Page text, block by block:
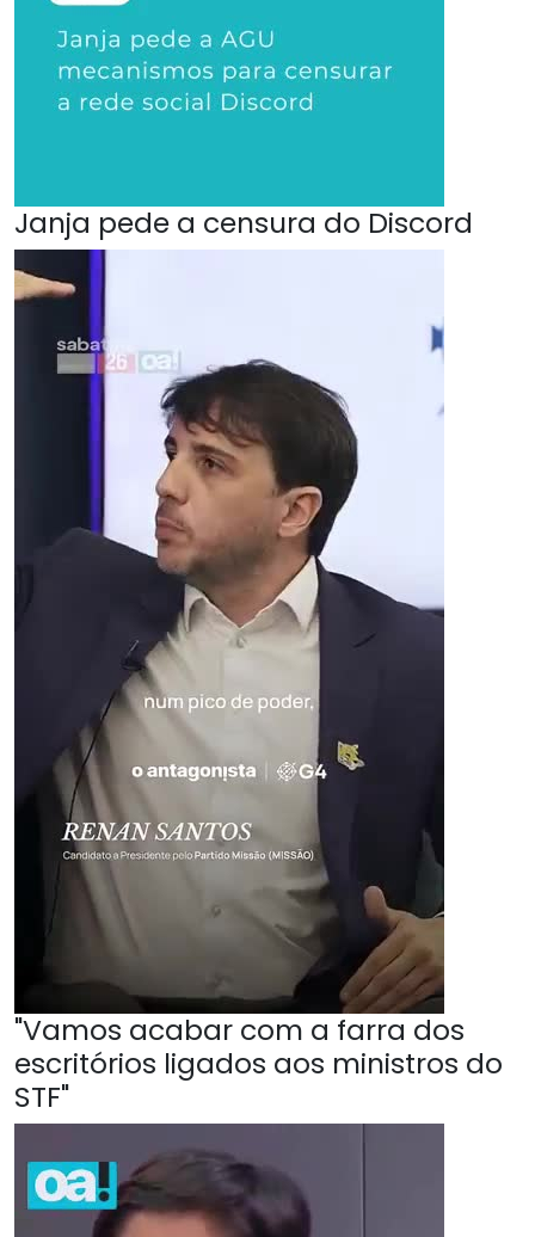
Janja pede a censura do Discord
"Vamos acabar com a farra dos
escritórios ligados aos ministros do
STF"